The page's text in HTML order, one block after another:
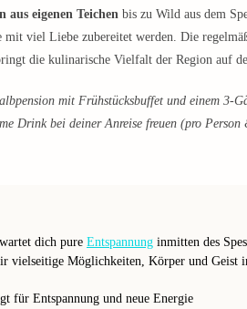
aus eigenen Teichen bis zu Wild aus dem
mit viel Liebe zubereitet werden. Die
die kulinarische Vielfalt der Region auf
mit Frühstücksbuffet und einem 3-
Drink bei deiner Anreise freuen (pro Person
dich pure Entspannung inmitten des
vielseitige Möglichkeiten, Körper und Geist
für Entspannung und neue Energie